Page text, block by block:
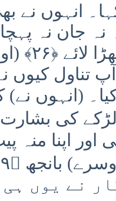
انہوں نے
(بھنا
(انہوں نے)
اور اپنا
نے یوں